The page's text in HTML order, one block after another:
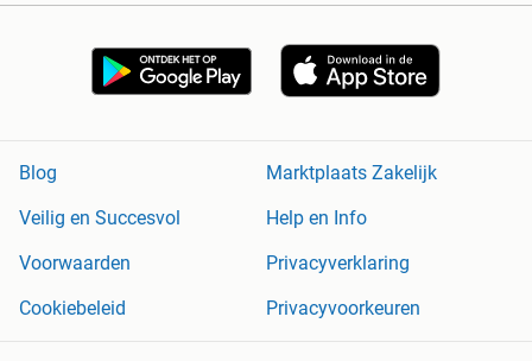
Blog
Marktplaats Zakelijk
Veilig en Succesvol
Help en Info
Voorwaarden
Privacyverklaring
Cookiebeleid
Privacyvoorkeuren